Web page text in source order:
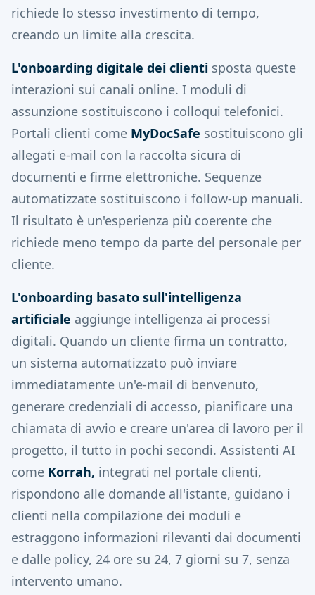
richiede lo stesso investimento di tempo,
creando un limite alla crescita.
L'onboarding digitale dei clienti sposta queste
interazioni sui canali online. I moduli di
assunzione sostituiscono i colloqui telefonici.
Portali clienti come MyDocSafe sostituiscono gli
allegati e-mail con la raccolta sicura di
documenti e firme elettroniche. Sequenze
automatizzate sostituiscono i follow-up manuali.
Il risultato è un'esperienza più coerente che
richiede meno tempo da parte del personale per
cliente.
L'onboarding basato sull'intelligenza
artificiale aggiunge intelligenza ai processi
digitali. Quando un cliente firma un contratto,
un sistema automatizzato può inviare
immediatamente un'e-mail di benvenuto,
generare credenziali di accesso, pianificare una
chiamata di avvio e creare un'area di lavoro per il
progetto, il tutto in pochi secondi. Assistenti AI
come Korrah, integrati nel portale clienti,
rispondono alle domande all'istante, guidano i
clienti nella compilazione dei moduli e
estraggono informazioni rilevanti dai documenti
e dalle policy, 24 ore su 24, 7 giorni su 7, senza
intervento umano.